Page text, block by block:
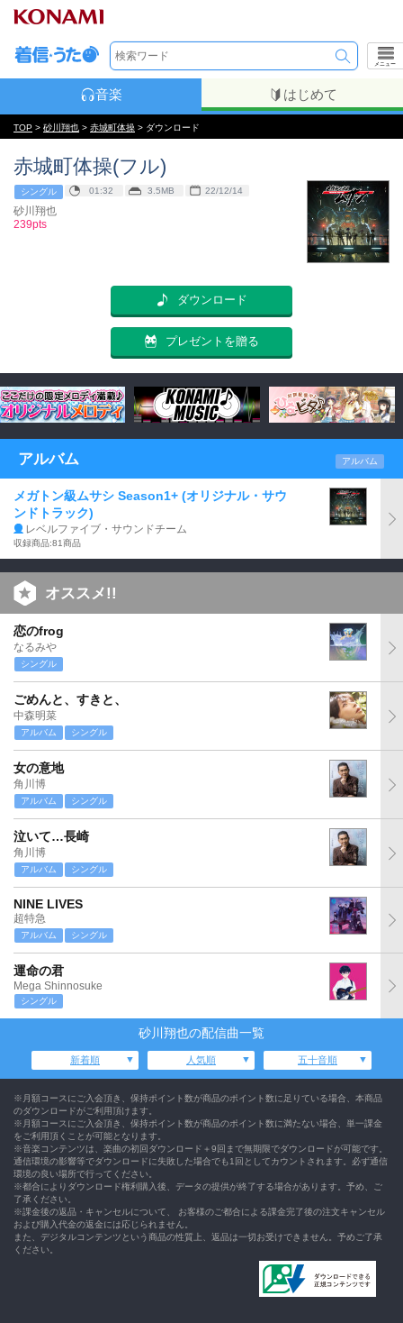
メニュー
音楽 はじめて
TOP > 砂川翔也 > 赤城町体操 > ダウンロード
赤城町体操(フル)
シングル 01:32 3.5MB 22/12/14
砂川翔也
239pts
ダウンロード
プレゼントを贈る
アルバム アルバム
メガトン級ムサシ Season1+ (オリジナル・サウ
ンドトラック)
レベルファイブ・サウンドチーム
収録商品:81商品
オススメ!!
恋のfrog
なるみや
シングル
ごめんと、すきと、
中森明菜
アルバム シングル
女の意地
角川博
アルバム シングル
泣いて…長崎
角川博
アルバム シングル
NINE LIVES
超特急
アルバム シングル
運命の君
Mega Shinnosuke
シングル
砂川翔也の配信曲一覧
新着順 人気順 五十音順
※月額コースにご入会頂き、保持ポイント数が商品のポイント数に足りている場合、本商品
のダウンロードがご利用頂けます。
※月額コースにご入会頂き、保持ポイント数が商品のポイント数に満たない場合、単一課金
をご利用頂くことが可能となります。
※音楽コンテンツは、楽曲の初回ダウンロード＋9回まで無期限でダウンロードが可能です。
通信環境の影響等でダウンロードに失敗した場合でも1回としてカウントされます。必ず通信
環境の良い場所で行ってください。
※都合によりダウンロード権利購入後、データの提供が終了する場合があります。予め、ご
了承ください。
※課金後の返品・キャンセルについて、 お客様のご都合による課金完了後の注文キャンセル
および購入代金の返金には応じられません。
また、デジタルコンテンツという商品の性質上、返品は一切お受けできません。予めご了承
ください。